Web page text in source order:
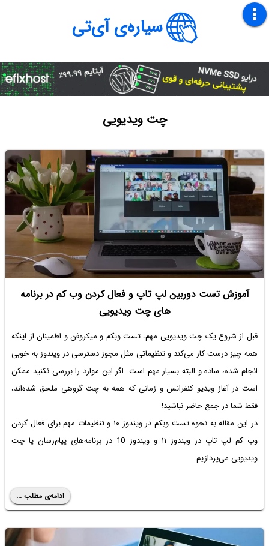
سیاره‌ی آی‌تی
چت ویدیویی
آموزش تست دوربین لپ تاپ و فعال کردن وب کم در برنامه
های چت ویدیویی
قبل از شروع یک چت ویدیویی مهم، تست وبکم و میکروفنو اطمینان از اینکه
همه چیز درست کار می‌کند و تنظیماتی مثل مجوز دسترسی در ویندوز به خوبی
انجام شده، ساده و البته بسیار مهم است. اگر این موارد را بررسی نکنید ممکن
است در آغاز ویدیو کنفرانس و زمانی که همه به چت گروهی ملحق شده‌اند،
فقط شما در جمع حاضر نباشید!
در این مقاله به نحوهتست وبکم در ویندوز ۱۰
و تنظیمات مهم برای فعال كردن
وب كم لپ تاپ در ویندوز ۱۱ و ویندوز 10 در برنامه‌های پیام‌رسان یا چت
ویدیویی می‌پردازیم.
ادامه‌ی مطلب ...